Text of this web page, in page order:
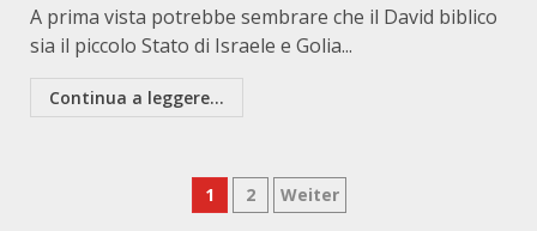
A prima vista potrebbe sembrare che il David biblico
sia il piccolo Stato di Israele e Golia...
Continua a leggere...
Paginazione
1 2 Weiter